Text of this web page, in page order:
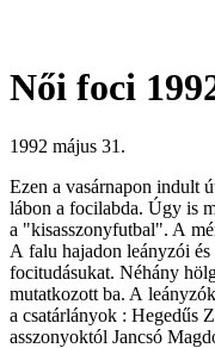
Női foci
1992 május 31.
Ezen a vasárnapon indult
lábon a focilabda. Úgy is
a "kisasszonyfutbal". A
A falu hajadon leányzói és
focitudásukat. Néhány
mutatkozott ba. A
a csatárlányok : Hegedűs
asszonyoktól Jancsó